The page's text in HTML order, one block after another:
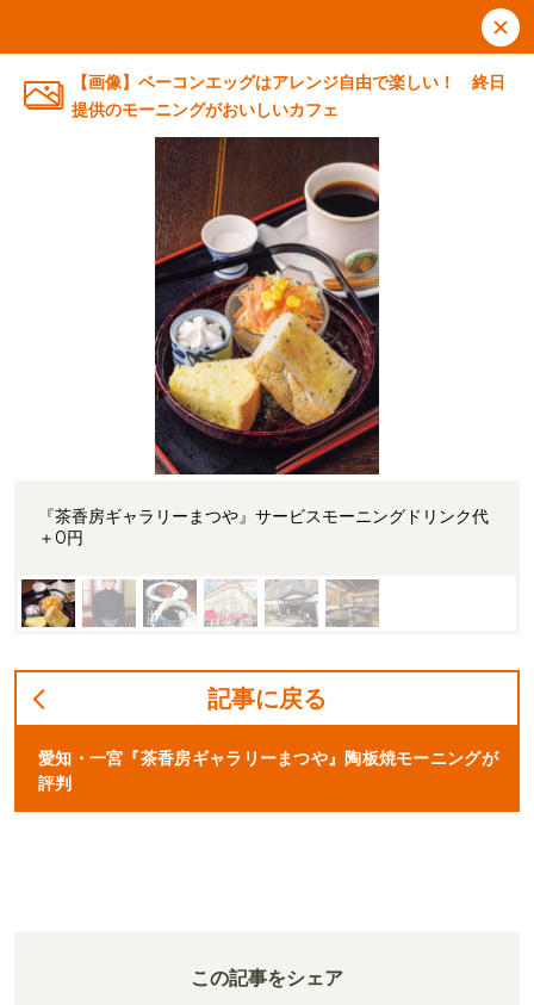
【画像】ベーコンエッグはアレンジ自由で楽しい！ 終日
提供のモーニングがおいしいカフェ
『茶香房ギャラリーまつや』サービスモーニングドリンク代
＋0円
記事に戻る
愛知・一宮『茶香房ギャラリーまつや』陶板焼モーニングが
評判
この記事をシェア